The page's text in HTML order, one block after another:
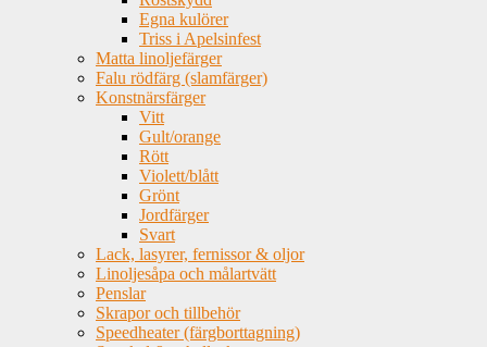
Egna kulörer
Triss i Apelsinfest
Matta linoljefärger
Falu rödfärg (slamfärger)
Konstnärsfärger
Vitt
Gult/orange
Rött
Violett/blått
Grönt
Jordfärger
Svart
Lack, lasyrer, fernissor & oljor
Linoljesåpa och målartvätt
Penslar
Skrapor och tillbehör
Speedheater (färgborttagning)